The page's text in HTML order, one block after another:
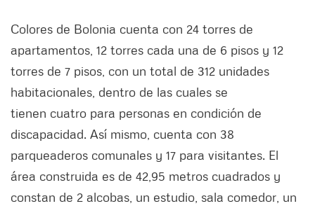
Colores de Bolonia cuenta con 24 torres de
apartamentos, 12 torres cada una de 6 pisos y 12
torres de 7 pisos, con un total de 312 unidades
habitacionales, dentro de las cuales se
tienen cuatro para personas en condición de
discapacidad. Así mismo, cuenta con 38
parqueaderos comunales y 17 para visitantes. El
área construida es de 42,95 metros cuadrados y
constan de 2 alcobas, un estudio, sala comedor, un